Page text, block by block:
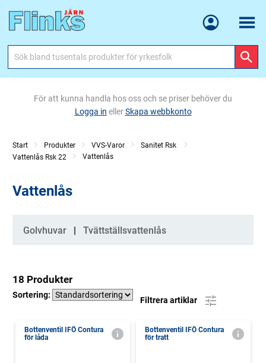
Meny
För att kunna handla hos oss och se priser behöver du
Logga in ellerSkapa webbkonto
Start Produkter VVS-Varor
Sanitet Rsk
Vattenlås Rsk 22
Vattenlås
Vattenlås
Kategorier
Golvhuvar Tvättställsvattenlås
18 Produkter
Sortering:
Filtrera artiklar
Bottenventil IFÖ Contura
för låda
Bottenventil IFÖ Contura
för tratt